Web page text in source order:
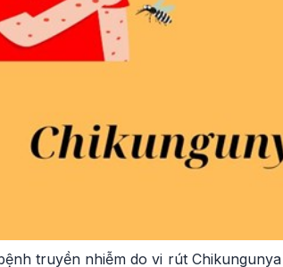
truyền nhiễm do vi rút